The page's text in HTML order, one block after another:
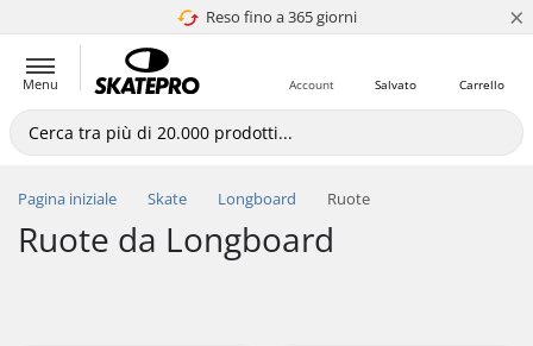
Reso fino a 365 giorni
4.8 di 5 ×
Menu Carrello
Salvato
Account
Pagina iniziale Skate Longboard Ruote
Ruote da Longboard